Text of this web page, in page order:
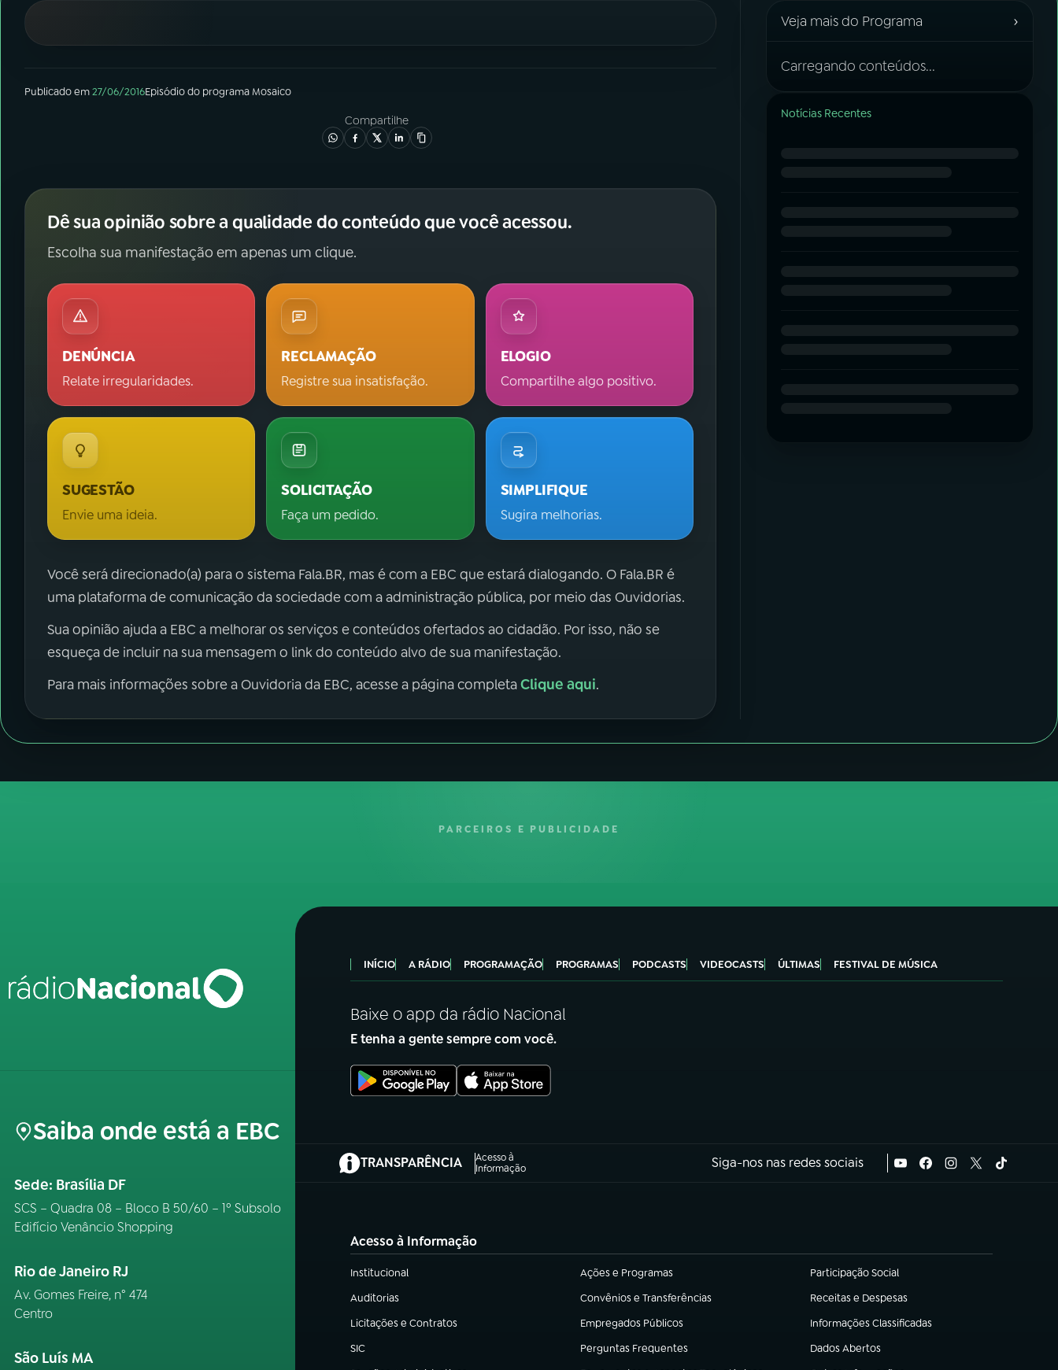
YouTube Facebook
Publicado em27/06/2016Episódiodo programa Mosaico
Compartilhe
Dê sua opinião sobre a qualidade do conteúdo que você acessou.
Escolha sua manifestação em apenas um clique.
DENÚNCIA
Relate irregularidades.
RECLAMAÇÃO
Registre sua insatisfação.
ELOGIO
Compartilhe algo positivo.
SUGESTÃO
Envie uma ideia.
SOLICITAÇÃO
Faça um pedido.
SIMPLIFIQUE
Sugira melhorias.
Você será direcionado(a) para o sistema Fala.BR, mas é com a EBC que estará dialogando. O Fala.BR é
uma plataforma de comunicação da sociedade com a administração pública, por meio das Ouvidorias.
Sua opinião ajuda a EBC a melhorar os serviços e conteúdos ofertados ao cidadão. Por isso, não se
esqueça de incluir na sua mensagem o link do conteúdo alvo de sua manifestação.
Para mais informações sobre a Ouvidoria da EBC, acesse a página completaClique aqui.
Veja mais do Programa ›
Carregando conteúdos...
Notícias Recentes
PARCEIROS E PUBLICIDADE
Saiba onde está a EBC
Sede: Brasília DF
SCS – Quadra 08 – Bloco B 50/60 – 1º Subsolo
Edifício Venâncio Shopping
Rio de Janeiro RJ
Av. Gomes Freire, n° 474
Centro
São Luís MA
INÍCIO A RÁDIO PROGRAMAÇÃO PROGRAMAS PODCASTS VIDEOCASTS ÚLTIMAS FESTIVAL DE MÚSICA
Baixe o app da rádio Nacional
E tenha a gente sempre com você.
TRANSPARÊNCIA
Acesso à
Informação
(abre em nova aba) Siga-nos nas redes sociais
Acesso à Informação
Institucional
(abre em nova aba) Ações e Programas
(abre em nova aba) Participação Social
(abre em nova aba)
Auditorias
(abre em nova aba) Convênios e Transferências
(abre em nova aba) Receitas e Despesas
(abre em nova aba)
Licitações e Contratos
(abre em nova aba) Empregados Públicos
(abre em nova aba) Informações Classificadas
(abre em nova aba)
SIC
(abre em nova aba) Perguntas Frequentes
(abre em nova aba) Dados Abertos
(abre em nova aba)